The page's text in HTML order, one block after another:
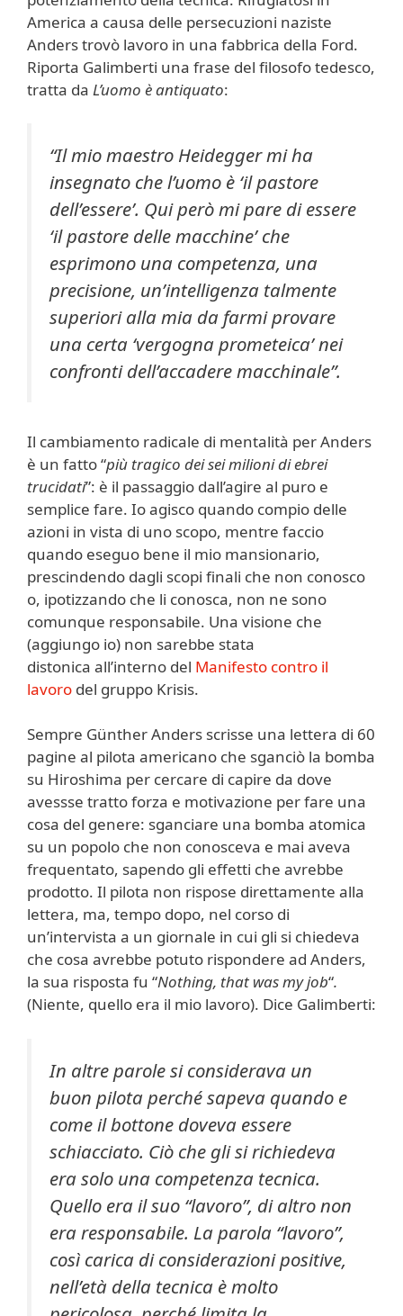
America a causa delle persecuzioni naziste
Anders trovò lavoro in una fabbrica della Ford.
Riporta Galimberti una frase del filosofo tedesco,
tratta da L’uomo è antiquato:
“Il mio maestro Heidegger mi ha
insegnato che l’uomo è ‘il pastore
dell’essere’. Qui però mi pare di essere
‘il pastore delle macchine’ che
esprimono una competenza, una
precisione, un’intelligenza talmente
superiori alla mia da farmi provare
una certa ‘vergogna prometeica’ nei
confronti dell’accadere macchinale”.
Il cambiamento radicale di mentalità per Anders
è un fatto “più tragico dei sei milioni di ebrei
trucidati”: è il passaggio dall’agire al puro e
semplice fare. Io agisco quando compio delle
azioni in vista di uno scopo, mentre faccio
quando eseguo bene il mio mansionario,
prescindendo dagli scopi finali che non conosco
o, ipotizzando che li conosca, non ne sono
comunque responsabile. Una visione che
(aggiungo io) non sarebbe stata
distonica all’interno del Manifesto contro il
lavoro del gruppo Krisis.
Sempre Günther Anders scrisse una lettera di 60
pagine al pilota americano che sganciò la bomba
su Hiroshima per cercare di capire da dove
avessse tratto forza e motivazione per fare una
cosa del genere: sganciare una bomba atomica
su un popolo che non conosceva e mai aveva
frequentato, sapendo gli effetti che avrebbe
prodotto. Il pilota non rispose direttamente alla
lettera, ma, tempo dopo, nel corso di
un’intervista a un giornale in cui gli si chiedeva
che cosa avrebbe potuto rispondere ad Anders,
la sua risposta fu “Nothing, that was my job“.
(Niente, quello era il mio lavoro). Dice Galimberti:
In altre parole si considerava un
buon pilota perché sapeva quando e
come il bottone doveva essere
schiacciato. Ciò che gli si richiedeva
era solo una competenza tecnica.
Quello era il suo “lavoro”, di altro non
era responsabile. La parola “lavoro”,
così carica di considerazioni positive,
nell’età della tecnica è molto